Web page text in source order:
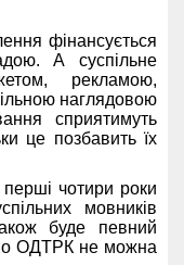
фінансується
А суспільне
рекламою,
наглядовою
сприятимуть
це позбавить їх
перші чотири роки
мовників
буде певний
ОДТРК не можна